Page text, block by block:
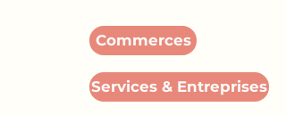
Commerces
Services & Entreprises